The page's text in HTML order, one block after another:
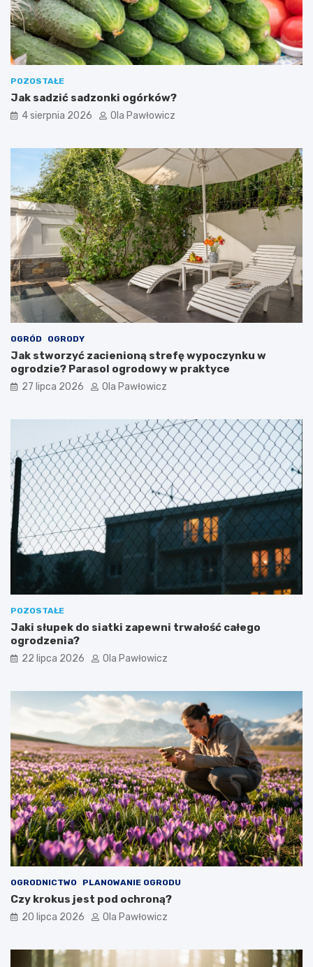
POZOSTAŁE
Jak sadzić sadzonki ogórków?
4 sierpnia 2026 Ola Pawłowicz
OGRÓD OGRODY
Jak stworzyć zacienioną strefę wypoczynku w
ogrodzie? Parasol ogrodowy w praktyce
27 lipca 2026 Ola Pawłowicz
POZOSTAŁE
Jaki słupek do siatki zapewni trwałość całego
ogrodzenia?
22 lipca 2026 Ola Pawłowicz
OGRODNICTWO PLANOWANIE OGRODU
Czy krokus jest pod ochroną?
20 lipca 2026 Ola Pawłowicz